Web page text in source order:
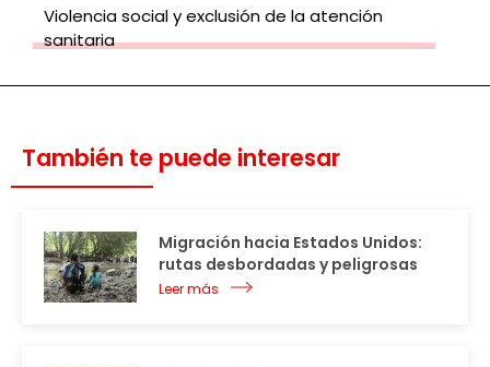
Violencia social y exclusión de la atención
sanitaria
También te puede interesar
Migración hacia Estados Unidos:
rutas desbordadas y peligrosas
Leer más